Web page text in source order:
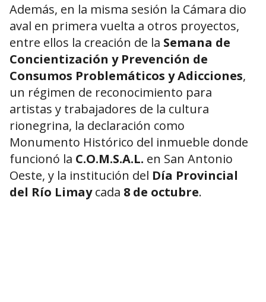
Además, en la misma sesión la Cámara dio
aval en primera vuelta a otros proyectos,
entre ellos la creación de la Semana de
Concientización y Prevención de
Consumos Problemáticos y Adicciones,
un régimen de reconocimiento para
artistas y trabajadores de la cultura
rionegrina, la declaración como
Monumento Histórico del inmueble donde
funcionó la C.O.M.S.A.L. en San Antonio
Oeste, y la institución del Día Provincial
del Río Limaycada 8 de octubre.